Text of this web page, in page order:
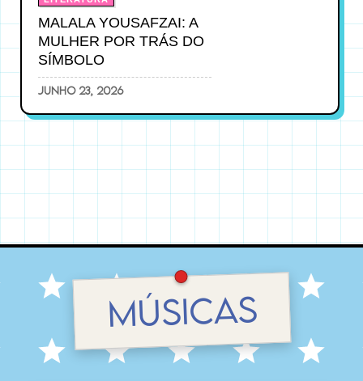
MALALA YOUSAFZAI: A
MULHER POR TRÁS DO
SÍMBOLO
junho 23, 2026
MÚSICAS